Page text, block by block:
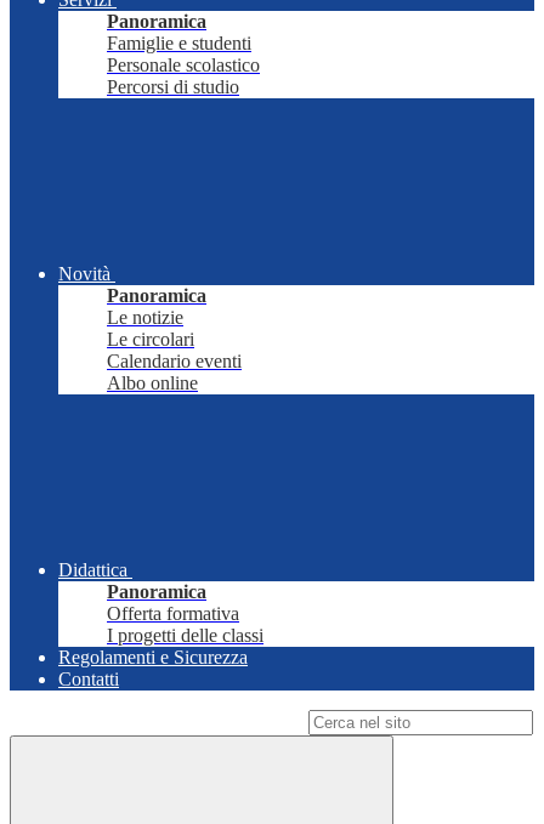
Panoramica
Famiglie e studenti
Personale scolastico
Percorsi di studio
Novità
Panoramica
Le notizie
Le circolari
Calendario eventi
Albo online
Didattica
Panoramica
Offerta formativa
I progetti delle classi
Regolamenti e Sicurezza
Contatti